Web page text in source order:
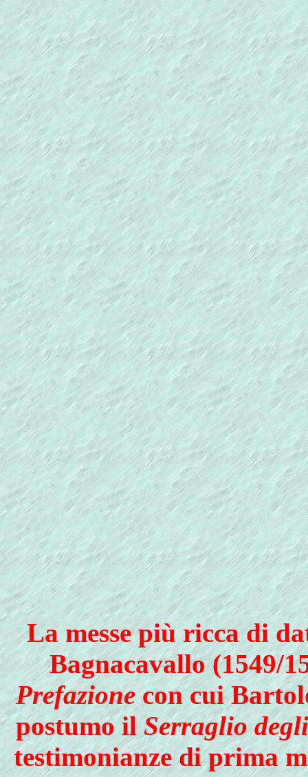
La messe più ricca di
Bagnacavallo (1549/
Prefazionecon cui
postumo ilSerraglio
testimonianze di prima